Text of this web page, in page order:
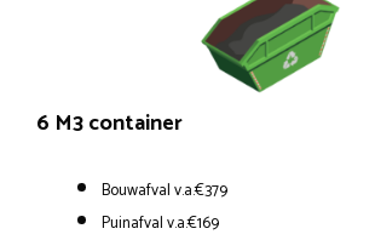
6 M3 container
Bouwafval v.a.€379
Puinafval v.a.€169